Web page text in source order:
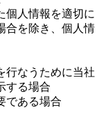
個人情報を適切に
合を除き、個人情
行なうために当社
する場合
である場合